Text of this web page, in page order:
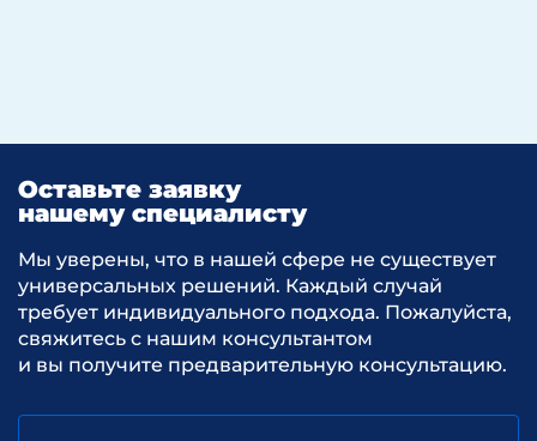
Оставьте заявку
нашему специалисту
Мы уверены, что в нашей сфере не существует
универсальных решений. Каждый случай
требует индивидуального подхода. Пожалуйста,
свяжитесь с нашим консультантом
и вы получите предварительную консультацию.